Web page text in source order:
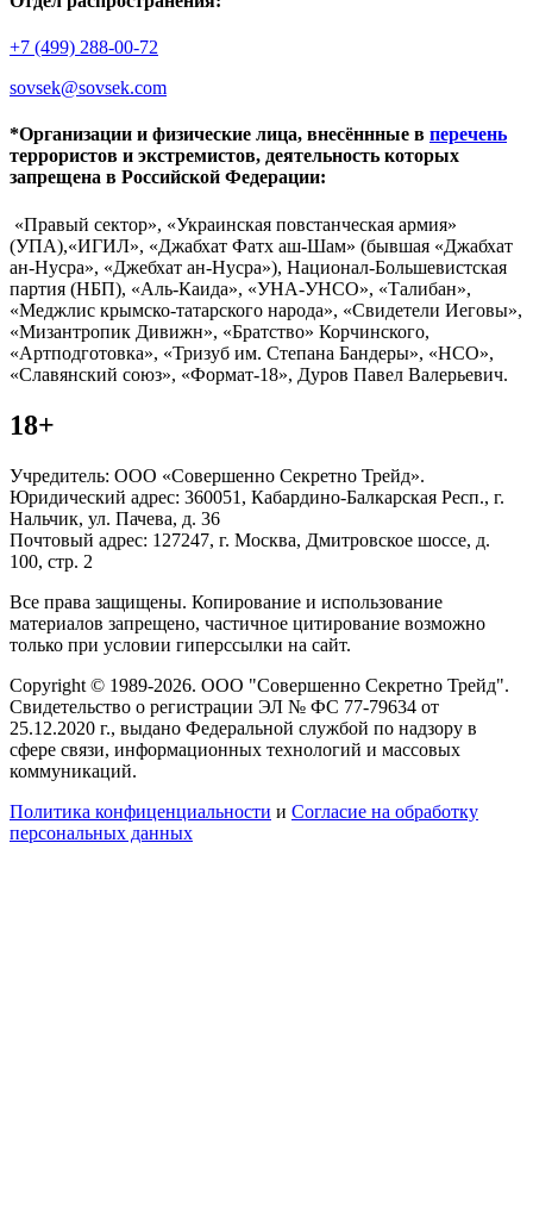
+7 (499) 288-00-72
sovsek@sovsek.com
*Организации и физические лица, внесённные в перечень
террористов и экстремистов, деятельность которых
запрещена в Российской Федерации:
«Правый сектор», «Украинская повстанческая армия»
(УПА),«ИГИЛ», «Джабхат Фатх аш-Шам» (бывшая «Джабхат
ан-Нусра», «Джебхат ан-Нусра»), Национал-Большевистская
партия (НБП), «Аль-Каида», «УНА-УНСО», «Талибан»,
«Меджлис крымско-татарского народа», «Свидетели Иеговы»,
«Мизантропик Дивижн», «Братство» Корчинского,
«Артподготовка», «Тризуб им. Степана Бандеры», «НСО»,
«Славянский союз», «Формат-18», Дуров Павел Валерьевич.
18+
Учредитель: ООО «Совершенно Секретно Трейд».
Юридический адрес: 360051, Кабардино-Балкарская Респ., г.
Нальчик, ул. Пачева, д. 36
Почтовый адрес: 127247, г. Москва, Дмитровское шоссе, д.
100, стр. 2
Все права защищены. Копирование и использование
материалов запрещено, частичное цитирование возможно
только при условии гиперссылки на сайт.
Copyright © 1989-2026. ООО "Совершенно Секретно Трейд".
Свидетельство о регистрации ЭЛ № ФС 77-79634 от
25.12.2020 г., выдано Федеральной службой по надзору в
сфере связи, информационных технологий и массовых
коммуникаций.
Политика конфиценциальности и Согласие на обработку
персональных данных